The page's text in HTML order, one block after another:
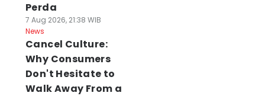
Perda
7 Aug 2026, 21:38 WIB
News
Cancel Culture:
Why Consumers
Don't Hesitate to
Walk Away From a